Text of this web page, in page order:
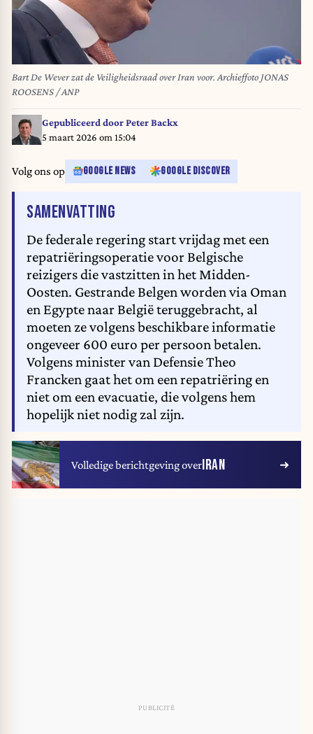
Bart De Wever zat de Veiligheidsraad over Iran voor. Archieffoto JONAS
ROOSENS / ANP
Gepubliceerd doorPeter Backx
5 maart 2026 om 15:04
Volg ons op GOOGLE NEWS GOOGLE DISCOVER
SAMENVATTING
De federale regering start vrijdag met een
repatriëringsoperatie voor Belgische
reizigers die vastzitten in het Midden-
Oosten. Gestrande Belgen worden via Oman
en Egypte naar België teruggebracht, al
moeten ze volgens beschikbare informatie
ongeveer 600 euro per persoon betalen.
Volgens minister van Defensie Theo
Francken gaat het om een repatriëring en
niet om een evacuatie, die volgens hem
hopelijk niet nodig zal zijn.
Volledige berichtgeving overIRAN